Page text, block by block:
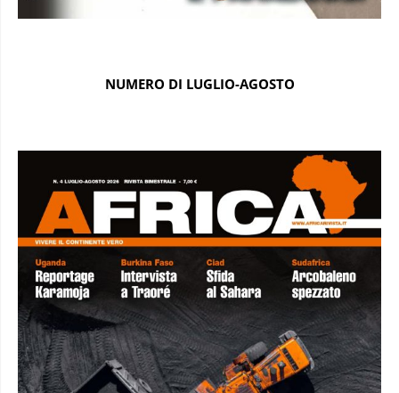
NUMERO DI LUGLIO-AGOSTO